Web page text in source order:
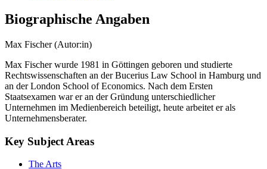
Biographische Angaben
Max Fischer wurde 1981 in Göttingen geboren und studierte
Rechtswissenschaften an der Bucerius Law School in Hamburg und
an der London School of Economics. Nach dem Ersten
Staatsexamen war er an der Gründung unterschiedlicher
Unternehmen im Medienbereich beteiligt, heute arbeitet er als
Key Subject Areas